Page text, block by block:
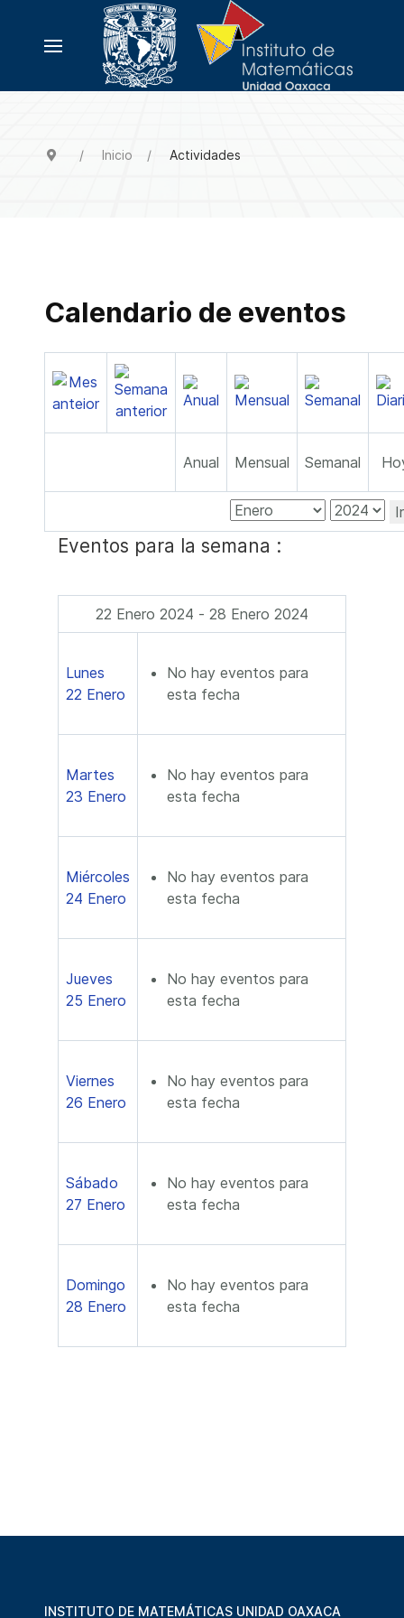
Inicio Actividades
Calendario de eventos
Anual Mensual Semanal
Eventos para la semana :
22 Enero 2024 - 28 Enero 2024
Lunes
22 Enero
No hay eventos para
esta fecha
Martes
23 Enero
No hay eventos para
esta fecha
Miércoles
24 Enero
No hay eventos para
esta fecha
Jueves
25 Enero
No hay eventos para
esta fecha
Viernes
26 Enero
No hay eventos para
esta fecha
Sábado
27 Enero
No hay eventos para
esta fecha
Domingo
28 Enero
No hay eventos para
esta fecha
INSTITUTO DE MATEMÁTICAS UNIDAD OAXACA